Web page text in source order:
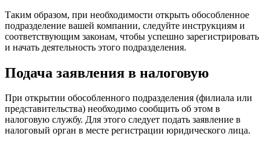
Таким образом, при необходимости открыть обособленное
подразделение вашей компании, следуйте инструкциям и
соответствующим законам, чтобы успешно зарегистрировать
и начать деятельность этого подразделения.
Подача заявления в налоговую
При открытии обособленного подразделения (филиала или
представительства) необходимо сообщить об этом в
налоговую службу. Для этого следует подать заявление в
налоговый орган в месте регистрации юридического лица.